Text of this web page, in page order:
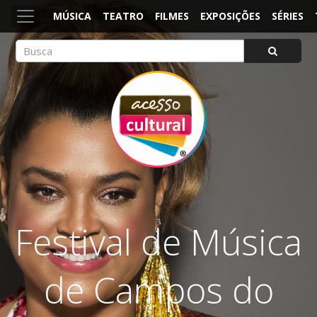
MÚSICA TEATRO FILMES EXPOSIÇÕES SÉRIES
ACESSO CULTURAL
Arte, Cultura Pop e Entretenimento
Festival de Música
de Campos do